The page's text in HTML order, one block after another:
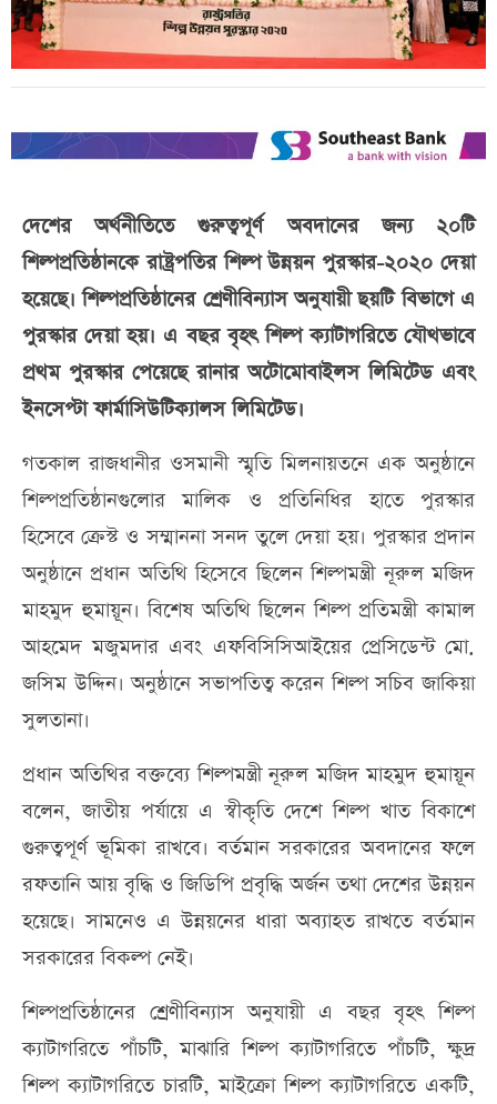
দেশের অর্থনীতিতে গুরুত্বপূর্ণ অবদানের জন্য ২০টি
শিল্পপ্রতিষ্ঠানকে রাষ্ট্রপতির শিল্প উন্নয়ন পুরস্কার-২০২০ দেয়া
হয়েছে। শিল্পপ্রতিষ্ঠানের শ্রেণীবিন্যাস অনুযায়ী ছয়টি বিভাগে এ
পুরস্কার দেয়া হয়। এ বছর বৃহৎ শিল্প ক্যাটাগরিতে যৌথভাবে
প্রথম পুরস্কার পেয়েছে রানার অটোমোবাইলস লিমিটেড এবং
ইনসেপ্টা ফার্মাসিউটিক্যালস লিমিটেড।
গতকাল রাজধানীর ওসমানী স্মৃতি মিলনায়তনে এক অনুষ্ঠানে
শিল্পপ্রতিষ্ঠানগুলোর মালিক ও প্রতিনিধির হাতে পুরস্কার
হিসেবে ক্রেস্ট ও সম্মাননা সনদ তুলে দেয়া হয়। পুরস্কার প্রদান
অনুষ্ঠানে প্রধান অতিথি হিসেবে ছিলেন শিল্পমন্ত্রী নূরুল মজিদ
মাহমুদ হুমায়ূন। বিশেষ অতিথি ছিলেন শিল্প প্রতিমন্ত্রী কামাল
আহমেদ মজুমদার এবং এফবিসিসিআইয়ের প্রেসিডেন্ট মো.
জসিম উদ্দিন। অনুষ্ঠানে সভাপতিত্ব করেন শিল্প সচিব জাকিয়া
সুলতানা।
প্রধান অতিথির বক্তব্যে শিল্পমন্ত্রী নূরুল মজিদ মাহমুদ হুমায়ূন
বলেন, জাতীয় পর্যায়ে এ স্বীকৃতি দেশে শিল্প খাত বিকাশে
গুরুত্বপূর্ণ ভূমিকা রাখবে। বর্তমান সরকারের অবদানের ফলে
রফতানি আয় বৃদ্ধি ও জিডিপি প্রবৃদ্ধি অর্জন তথা দেশের উন্নয়ন
হয়েছে। সামনেও এ উন্নয়নের ধারা অব্যাহত রাখতে বর্তমান
সরকারের বিকল্প নেই।
শিল্পপ্রতিষ্ঠানের শ্রেণীবিন্যাস অনুযায়ী এ বছর বৃহৎ শিল্প
ক্যাটাগরিতে পাঁচটি, মাঝারি শিল্প ক্যাটাগরিতে পাঁচটি, ক্ষুদ্র
শিল্প ক্যাটাগরিতে চারটি, মাইক্রো শিল্প ক্যাটাগরিতে একটি,